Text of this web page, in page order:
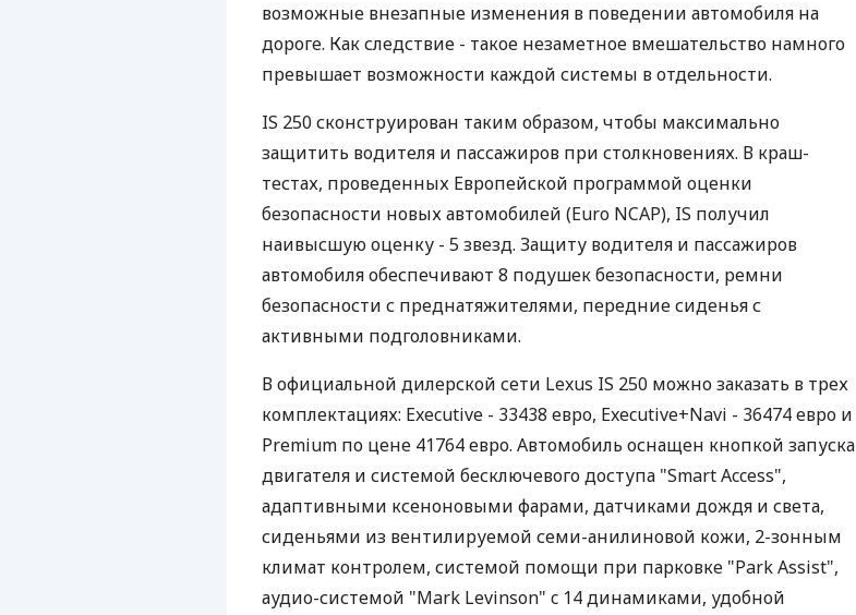
возможные внезапные изменения в поведении автомобиля на
дороге. Как следствие - такое незаметное вмешательство намного
превышает возможности каждой системы в отдельности.
IS 250 сконструирован таким образом, чтобы максимально
защитить водителя и пассажиров при столкновениях. В краш-
тестах, проведенных Европейской программой оценки
безопасности новых автомобилей (Euro NCAP), IS получил
наивысшую оценку - 5 звезд. Защиту водителя и пассажиров
автомобиля обеспечивают 8 подушек безопасности, ремни
безопасности с преднатяжителями, передние сиденья с
активными подголовниками.
В официальной дилерской сети Lexus IS 250 можно заказать в трех
комплектациях: Executive - 33438 евро, Executive+Navi - 36474 евро и
Premium по цене 41764 евро. Автомобиль оснащен кнопкой запуска
двигателя и системой бесключевого доступа "Smart Access",
адаптивными ксеноновыми фарами, датчиками дождя и света,
сиденьями из вентилируемой семи-анилиновой кожи, 2-зонным
климат контролем, системой помощи при парковке "Park Assist",
аудио-системой "Mark Levinson" c 14 динамиками, удобной